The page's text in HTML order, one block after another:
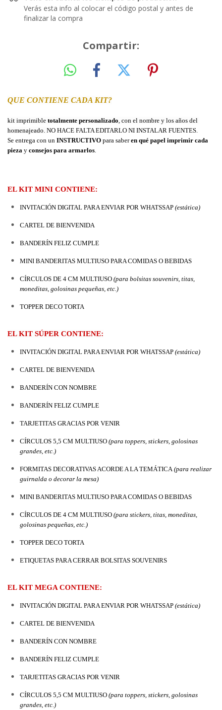
Verás esta info al colocar el código postal y antes de
finalizar la compra
Compartir:
QUE CONTIENE CADA KIT?
kit imprimible totalmente personalizado, con el nombre y los años del
homenajeado. NO HACE FALTA EDITARLO NI INSTALAR FUENTES.
Se entrega con un INSTRUCTIVO para saber en qué papel imprimir cada
pieza y consejos para armarlos.
EL KIT MINI CONTIENE:
INVITACIÓN DIGITAL PARA ENVIAR POR WHATSSAP (estática)
CARTEL DE BIENVENIDA
BANDERÍN FELIZ CUMPLE
MINI BANDERITAS MULTIUSO PARA COMIDAS O BEBIDAS
CÍRCULOS DE 4 CM MULTIUSO (para bolsitas souvenirs, titas,
moneditas, golosinas pequeñas, etc.)
TOPPER DECO TORTA
EL KIT SÚPER CONTIENE:
INVITACIÓN DIGITAL PARA ENVIAR POR WHATSSAP (estática)
CARTEL DE BIENVENIDA
BANDERÍN CON NOMBRE
BANDERÍN FELIZ CUMPLE
TARJETITAS GRACIAS POR VENIR
CÍRCULOS 5,5 CM MULTIUSO (para toppers, stickers, golosinas
grandes, etc.)
FORMITAS DECORATIVAS ACORDE A LA TEMÁTICA (para realizar
guirnalda o decorar la mesa)
MINI BANDERITAS MULTIUSO PARA COMIDAS O BEBIDAS
CÍRCULOS DE 4 CM MULTIUSO (para stickers, titas, moneditas,
golosinas pequeñas, etc.)
TOPPER DECO TORTA
ETIQUETAS PARA CERRAR BOLSITAS SOUVENIRS
EL KIT MEGA CONTIENE:
INVITACIÓN DIGITAL PARA ENVIAR POR WHATSSAP (estática)
CARTEL DE BIENVENIDA
BANDERÍN CON NOMBRE
BANDERÍN FELIZ CUMPLE
TARJETITAS GRACIAS POR VENIR
CÍRCULOS 5,5 CM MULTIUSO (para toppers, stickers, golosinas
grandes, etc.)